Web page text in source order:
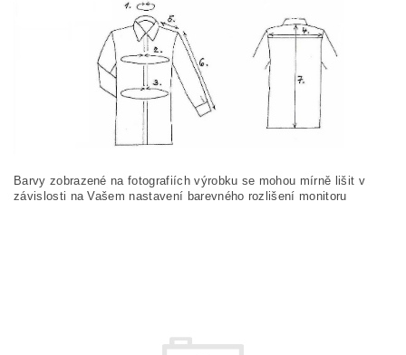
Barvy zobrazené na fotografiích výrobku se mohou mírně lišit v
závislosti na Vašem nastavení barevného rozlišení monitoru